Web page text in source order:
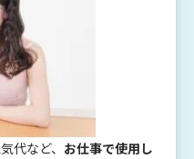
代など、 お仕事で使用し